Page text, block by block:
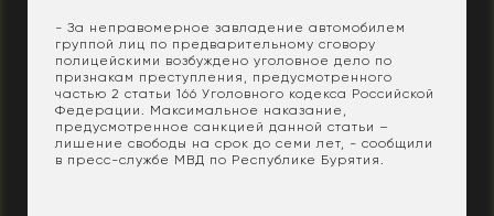
- За неправомерное завладение автомобилем
группой лиц по предварительному сговору
полицейскими возбуждено уголовное дело по
признакам преступления, предусмотренного
частью 2 статьи 166 Уголовного кодекса Российской
Федерации. Максимальное наказание,
предусмотренное санкцией данной статьи –
лишение свободы на срок до семи лет, - сообщили
в пресс-службе МВД по Республике Бурятия.